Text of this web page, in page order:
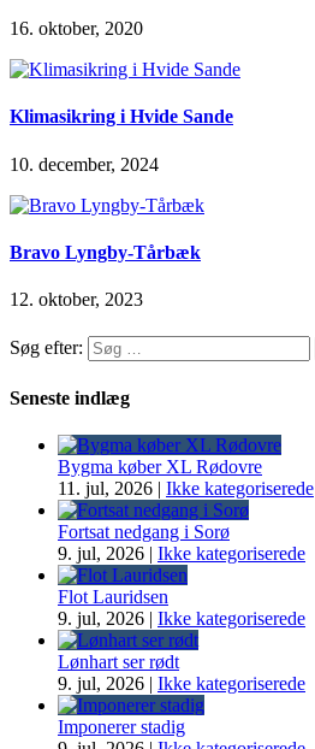
16. oktober, 2020
Klimasikring i Hvide Sande
10. december, 2024
Bravo Lyngby-Tårbæk
12. oktober, 2023
Søg efter:
Seneste indlæg
Bygma køber XL Rødovre
11. jul, 2026 | Ikke kategoriserede
Fortsat nedgang i Sorø
9. jul, 2026 | Ikke kategoriserede
Flot Lauridsen
9. jul, 2026 | Ikke kategoriserede
Lønhart ser rødt
9. jul, 2026 | Ikke kategoriserede
Imponerer stadig